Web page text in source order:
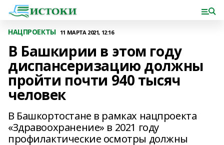
НАЦПРОЕКТЫ 11 МАРТА 2021, 12:16
В Башкирии в этом году
диспансеризацию должны
пройти почти 940 тысяч
человек
В Башкортостане в рамках нацпроекта
«Здравоохранение» в 2021 году
профилактические осмотры должны